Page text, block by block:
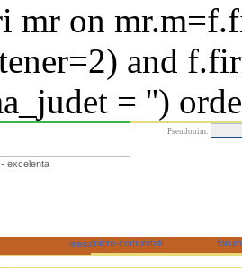
mr on
and
= '')
Pseudonim: